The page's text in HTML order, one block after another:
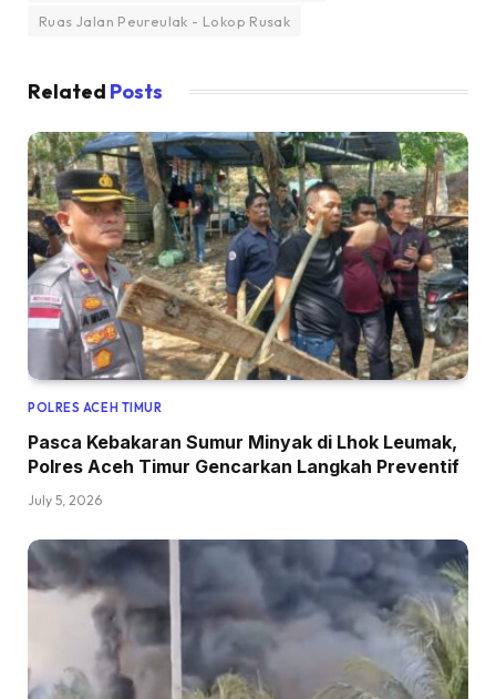
Ruas Jalan Peureulak - Lokop Rusak
Related Posts
POLRES ACEH TIMUR
Pasca Kebakaran Sumur Minyak di Lhok Leumak,
Polres Aceh Timur Gencarkan Langkah Preventif
July 5, 2026